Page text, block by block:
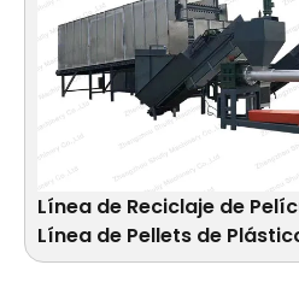
Línea de Reciclaje de
Línea de Pellets de